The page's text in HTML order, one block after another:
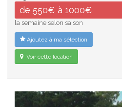
de 550€ à 1000€
la semaine selon saison
Ajoutez à ma sélection
Voir cette location